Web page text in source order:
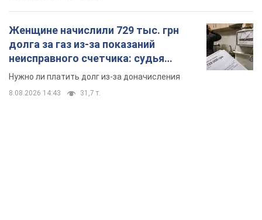
Женщине начислили 729 тыс. грн
долга за газ из-за показаний
неисправного счетчика: судья
вынес неожиданное решение
Нужно ли платить долг из-за доначисления
8.08.2026 14:43 31,7 т.